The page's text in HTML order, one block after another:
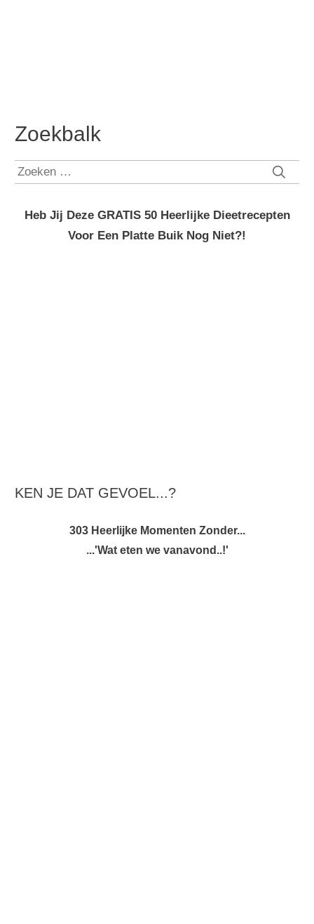
Zoekbalk
Zoeken
Heb Jij Deze GRATIS 50 Heerlijke Dieetrecepten
Voor Een Platte Buik Nog Niet?!
KEN JE DAT GEVOEL...?
303 Heerlijke Momenten Zonder...
...'Wat eten we vanavond..!'